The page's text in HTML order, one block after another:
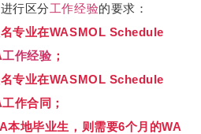
行区分工作经验的要求：
专业在WASMOL Schedule
工作经验；
专业在WASMOL Schedule
作合同；
本地毕业生，则需要6个月的WA